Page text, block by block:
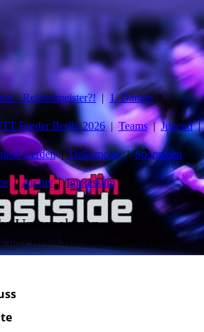
- Rekordmeister?! 1. Damen
Feeder Berlin 2026 Teams Jugend
werden Dokumente Sponsoren
Archiv Impressum
Unternehmen
hier Ihren Webseiten-Titel ein.